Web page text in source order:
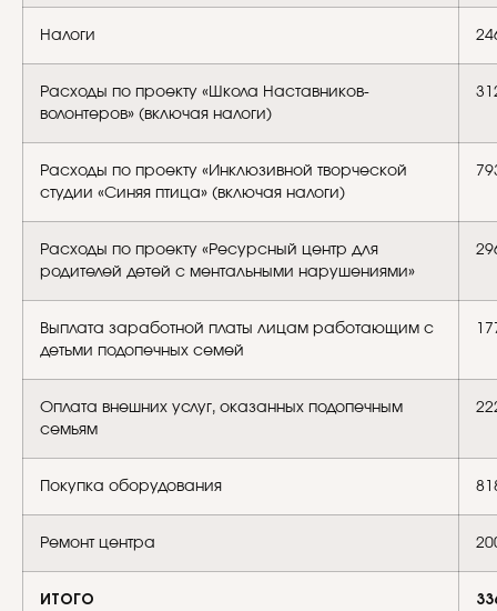
Налоги
Расходы по проекту «Школа Наставников-
волонтеров» (включая налоги)
Расходы по проекту «Инклюзивной творческой
студии «Синяя птица» (включая налоги)
Расходы по проекту «Ресурсный центр для
родителей детей с ментальными нарушениями»
Выплата заработной платы лицам работающим с
детьми подопечных семей
Оплата внешних услуг, оказанных подопечным
семьям
Покупка оборудования
Ремонт центра
ИТОГО